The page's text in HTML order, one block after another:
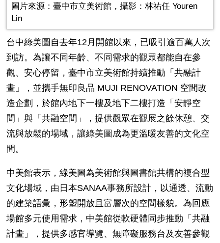
圖片來源：臺中市立美術館，攝影：林祐任 Youren
Lin
台中綠美圖自去年12 月開館以來，已吸引逾百萬人次
到訪。為讓不同年齡、不同需求的觀眾都能自在參
觀、安心停留，臺中市立美術館持續推動「共融計
畫」，並攜手無印良品 MUJI RENOVATION 空間改
造企劃，於館內地下一樓及地下二樓打造「安靜空
間」與「共融空間」，提供觀眾在觀展之餘休憩、交
流與放鬆的場域，讓綠美圖成為更溫暖友善的文化空
間。
中美館表示，綠美圖為美術館與圖書館共構的複合型
文化場域，由日本SANAA事務所設計，以通透、流動
的建築語彙，形塑開放且富層次的空間樣貌。為回應
場館多元使用需求，中美館從軟硬體同步推動「共融
計畫」，提供多感官導覽、無障礙服務台及友善參觀